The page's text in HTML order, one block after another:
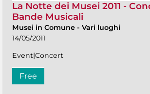
La Notte dei Musei 2011 -
Bande Musicali
Musei in Comune - Vari luoghi
14/05/2011
Event|Concert
Free